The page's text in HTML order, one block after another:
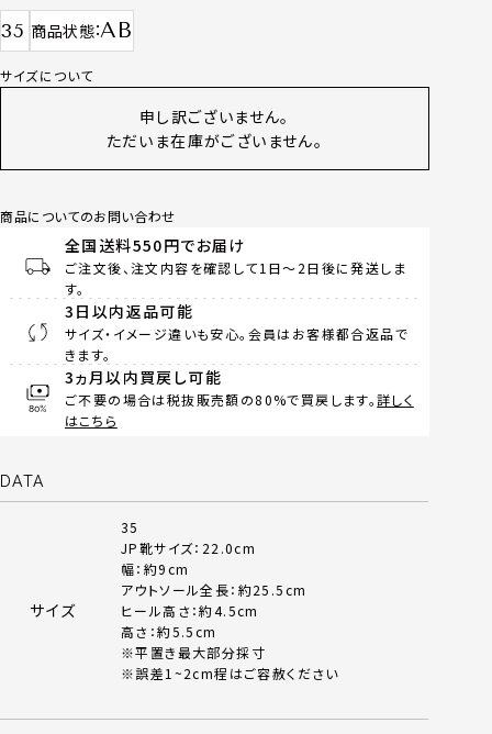
35 商品状態 AB
サイズについて
申し訳ございません。
ただいま在庫がございません。
商品についてのお問い合わせ
全国送料550円でお届け
ご注文後、注文内容を確認して1日～2日後に発送しま
す。
3日以内返品可能
サイズ・イメージ違いも安心。会員はお客様都合返品で
きます。
3ヵ月以内買戻し可能
ご不要の場合は税抜販売額の80%で買戻します。詳しく
はこちら
DATA
サイズ
35
JP靴サイズ：22.0cm
幅：約9cm
アウトソール全長：約25.5cm
ヒール高さ：約4.5cm
高さ：約5.5cm
※平置き最大部分採寸
※誤差1~2cm程はご容赦ください